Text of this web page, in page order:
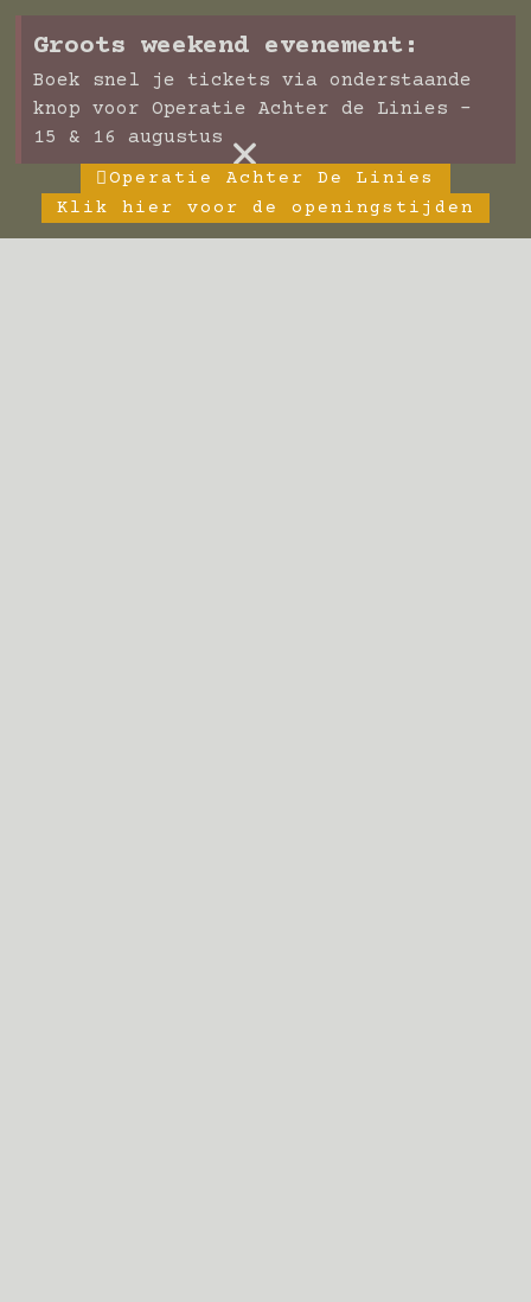
Groots weekend evenement:
Boek snel je tickets via onderstaande
knop voor Operatie Achter de Linies -
15 & 16 augustus ×
Operatie Achter De Linies
Klik hier voor de openingstijden